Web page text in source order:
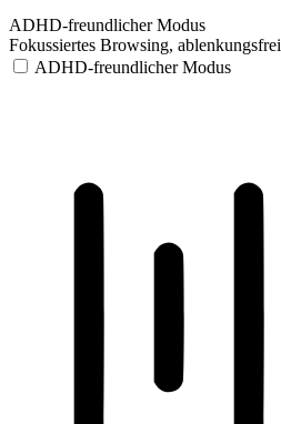
ADHD-freundlicher Modus
Fokussiertes Browsing, ablenkungsfrei
ADHD-freundlicher Modus